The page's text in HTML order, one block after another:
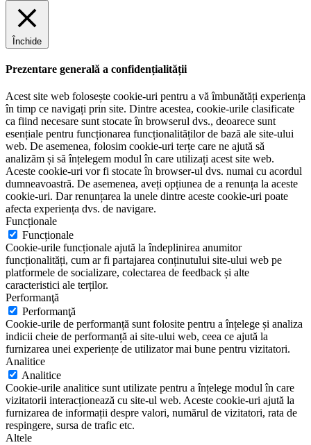
Închide
Prezentare generală a confidențialității
Acest site web folosește cookie-uri pentru a vă îmbunătăți experiența
în timp ce navigați prin site. Dintre acestea, cookie-urile clasificate
ca fiind necesare sunt stocate în browserul dvs., deoarece sunt
esențiale pentru funcționarea funcționalităților de bază ale site-ului
web. De asemenea, folosim cookie-uri terțe care ne ajută să
analizăm și să înțelegem modul în care utilizați acest site web.
Aceste cookie-uri vor fi stocate în browser-ul dvs. numai cu acordul
dumneavoastră. De asemenea, aveți opțiunea de a renunța la aceste
cookie-uri. Dar renunțarea la unele dintre aceste cookie-uri poate
afecta experiența dvs. de navigare.
Funcționale
Funcționale
Cookie-urile funcționale ajută la îndeplinirea anumitor
funcționalități, cum ar fi partajarea conținutului site-ului web pe
platformele de socializare, colectarea de feedback și alte
caracteristici ale terților.
Performanţă
Performanţă
Cookie-urile de performanță sunt folosite pentru a înțelege și analiza
indicii cheie de performanță ai site-ului web, ceea ce ajută la
furnizarea unei experiențe de utilizator mai bune pentru vizitatori.
Analitice
Analitice
Cookie-urile analitice sunt utilizate pentru a înțelege modul în care
vizitatorii interacționează cu site-ul web. Aceste cookie-uri ajută la
furnizarea de informații despre valori, numărul de vizitatori, rata de
respingere, sursa de trafic etc.
Altele